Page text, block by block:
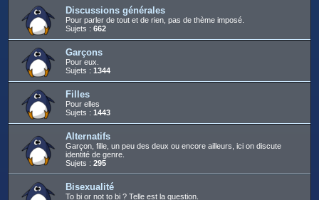
Discussions générales
Pour parler de tout et de rien, pas de thème imposé.
Sujets : 662
Garçons
Pour eux.
Sujets : 1344
Filles
Pour elles
Sujets : 1443
Alternatifs
Garçon, fille, un peu des deux ou encore ailleurs, ici on discute
identité de genre.
Sujets : 295
Bisexualité
To bi or not to bi ? Telle est la question.